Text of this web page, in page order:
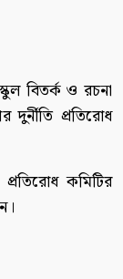
বিতর্ক ও রচনা
প্রতিরোধ
কমিটির